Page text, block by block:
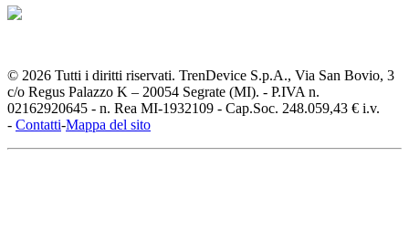
© 2026 Tutti i diritti riservati. TrenDevice S.p.A., Via San Bovio, 3
c/o Regus Palazzo K – 20054 Segrate (MI). - P.IVA n.
02162920645 - n. Rea MI-1932109 - Cap.Soc. 248.059,43 € i.v.
- Contatti-Mappa del sito